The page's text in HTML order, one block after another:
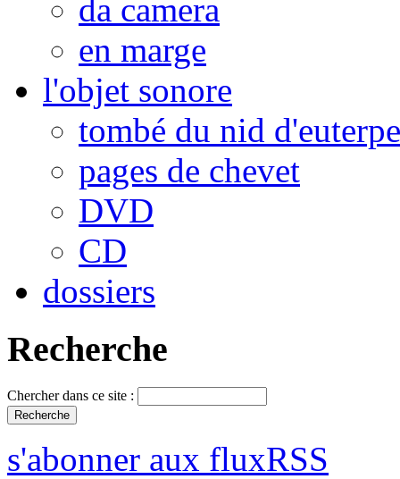
da camera
en marge
l'objet sonore
tombé du nid d'euterpe
pages de chevet
DVD
CD
dossiers
Recherche
Chercher dans ce site :
s'abonner aux fluxRSS